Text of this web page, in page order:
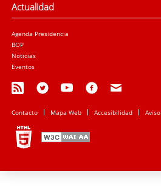
Actualidad
Agenda Presidencia
BOP
Noticias
Eventos
Contacto Mapa Web Accesibilidad